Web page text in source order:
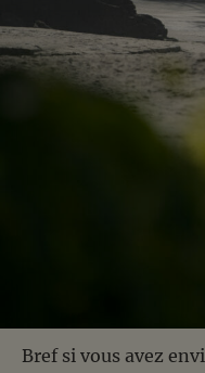
Bref si vous avez